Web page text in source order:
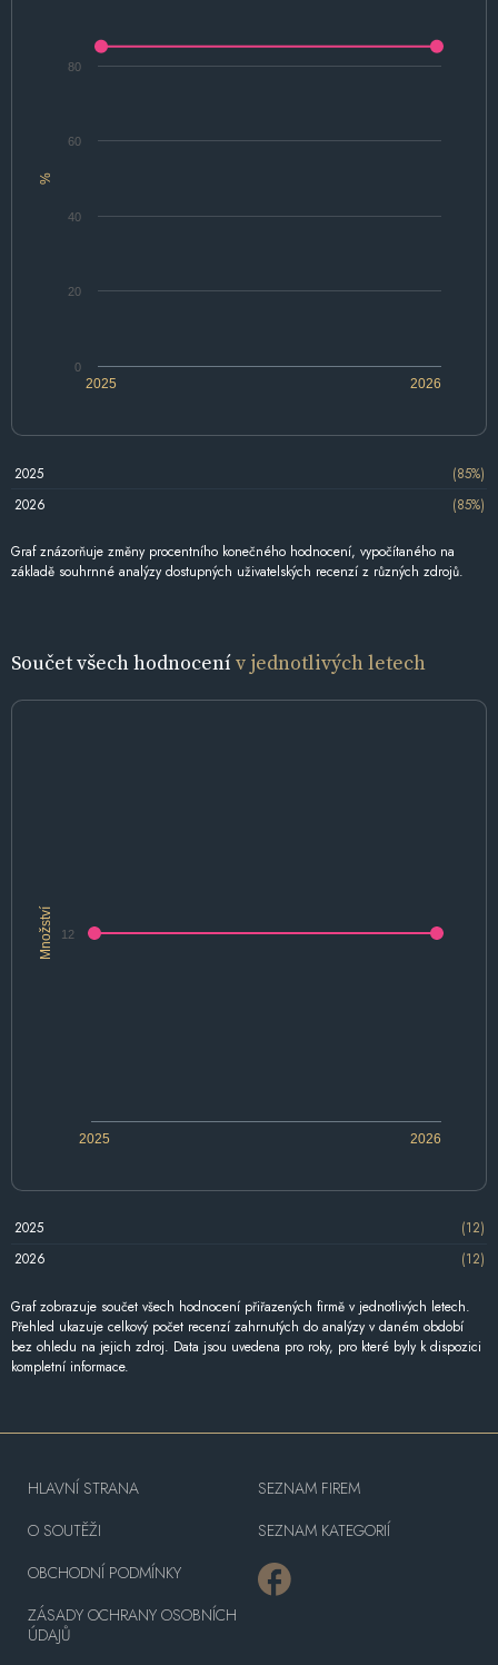
%
2025 2026
0
20
40
60
80
2025
(85%)
2026
(85%)
Graf znázorňuje změny procentního konečného hodnocení, vypočítaného na
základě souhrnné analýzy dostupných uživatelských recenzí z různých zdrojů.
Součet všech hodnocenív jednotlivých letech
Množství
2025 2026
12
2025
(12)
2026
(12)
Graf zobrazuje součet všech hodnocení přiřazených firmě v jednotlivých letech.
Přehled ukazuje celkový počet recenzí zahrnutých do analýzy v daném období
bez ohledu na jejich zdroj. Data jsou uvedena pro roky, pro které byly k dispozici
kompletní informace.
HLAVNÍ STRANA
O SOUTĚŽI
OBCHODNÍ PODMÍNKY
ZÁSADY OCHRANY OSOBNÍCH
ÚDAJŮ
SEZNAM FIREM
SEZNAM KATEGORIÍ